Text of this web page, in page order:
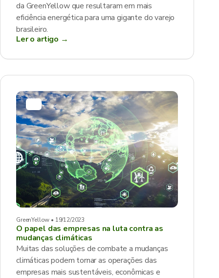
da GreenYellow que resultaram em mais
eficiência energética para uma gigante do varejo
brasileiro.
Ler o artigo →
GreenYellow • 19/12/2023
O papel das empresas na luta contra as
mudanças climáticas
Muitas das soluções de combate a mudanças
climáticas podem tornar as operações das
empresas mais sustentáveis, econômicas e